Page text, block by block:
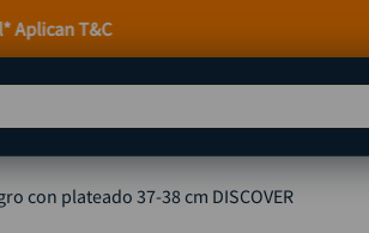
Aplican T&C
con plateado 37-38 cm DISCOVER